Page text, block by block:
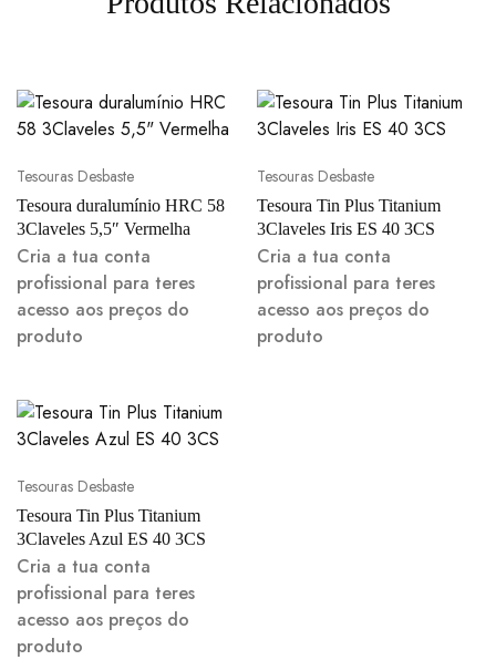
Tesouras Desbaste
Tesoura duralumínio HRC 58
3Claveles 5,5″ Vermelha
Cria a tua conta
profissional para teres
acesso aos preços do
produto
Tesouras Desbaste
Tesoura Tin Plus Titanium
3Claveles Iris ES 40 3CS
Cria a tua conta
profissional para teres
acesso aos preços do
produto
Tesouras Desbaste
Tesoura Tin Plus Titanium
3Claveles Azul ES 40 3CS
Cria a tua conta
profissional para teres
acesso aos preços do
produto